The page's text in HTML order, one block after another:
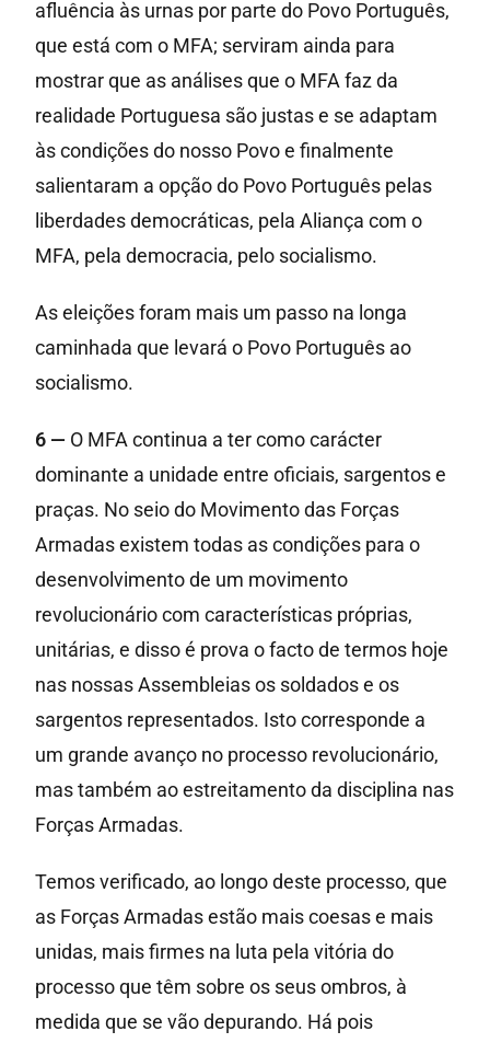
afluência às urnas por parte do Povo Português,
que está com o MFA; serviram ainda para
mostrar que as análises que o MFA faz da
realidade Portuguesa são justas e se adaptam
às condições do nosso Povo e finalmente
salientaram a opção do Povo Português pelas
liberdades democráticas, pela Aliança com o
MFA, pela democracia, pelo socialismo.
As eleições foram mais um passo na longa
caminhada que levará o Povo Português ao
socialismo.
6 — O MFA continua a ter como carácter
dominante a unidade entre oficiais, sargentos e
praças. No seio do Movimento das Forças
Armadas existem todas as condições para o
desenvolvimento de um movimento
revolucionário com características próprias,
unitárias, e disso é prova o facto de termos hoje
nas nossas Assembleias os soldados e os
sargentos representados. Isto corresponde a
um grande avanço no processo revolucionário,
mas também ao estreitamento da disciplina nas
Forças Armadas.
Temos verificado, ao longo deste processo, que
as Forças Armadas estão mais coesas e mais
unidas, mais firmes na luta pela vitória do
processo que têm sobre os seus ombros, à
medida que se vão depurando. Há pois